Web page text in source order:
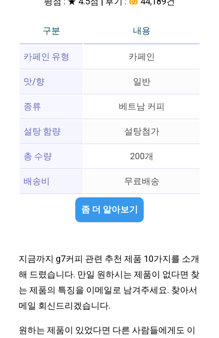
구분
내용
카페인 유형
카페인
맛/향
일반
종류
베트남 커피
설탕 함량
설탕첨가
총 수량
200개
배송비
무료배송
좀 더 알아보기
지금까지 g7커피 관련 추천 제품 10가지를 소개
해 드렸습니다. 만일 원하시는 제품이 없다면 찾
는 제품의 특징을 이메일로 남겨주세요. 찾아서
메일 회신드리겠습니다.
원하는 제품이 있었다면 다른 사람들에게도 이